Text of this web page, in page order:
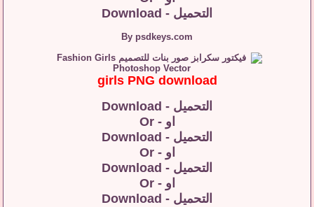
التحميل - Download
By psdkeys.com
girls PNG download
التحميل - Download
او - Or
التحميل - Download
او - Or
التحميل - Download
او - Or
التحميل - Download